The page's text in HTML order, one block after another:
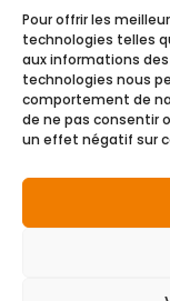
Pour offrir les
technologies telles
aux informations
technologies nous
comportement de
de ne pas consentir
un effet négatif sur